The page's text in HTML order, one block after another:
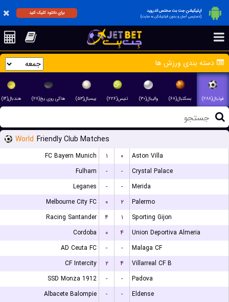
اپلیکیشن جت بت مختص اندروید
(دسترسی آسان و بدون فیلترشکن به سایت)
برای دانلود کلیک کنید
دسته بندی ورزش ها
فوتبال(۲۸۸) بسکتبال(۶۸) والیبال(۳۰) تنیس(۲۲۶) بیسبال(۵۳) هاکی روی یخ(۲۸) هندبال(۱۴)
World Friendly Club Matches
FC Bayern Munich ۱ ۰
Aston Villa
Fulham
- -
Crystal Palace
Leganes
- -
Merida
Melbourne City FC
۰ ۲
Palermo
Racing Santander
۴ ۱
Sporting Gijon
Cordoba
۰ ۴
Union Deportiva Almeria
AD Ceuta FC
- -
Malaga CF
CF Intercity
۲ ۴
Villarreal CF B
SSD Monza 1912
- -
Padova
Albacete Balompie
- -
Eldense